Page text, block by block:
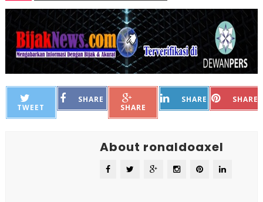
TWEET
SHARE
SHARE
SHARE SHARE
About ronaldoaxel